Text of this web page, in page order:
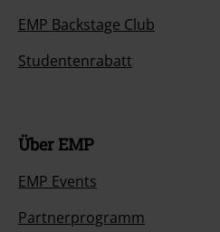
EMP Backstage Club
Studentenrabatt
Über EMP
EMP Events
Partnerprogramm